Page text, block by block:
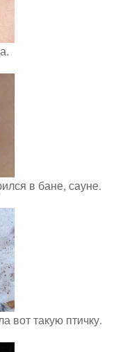
в бане, сауне.
вот такую птичку.